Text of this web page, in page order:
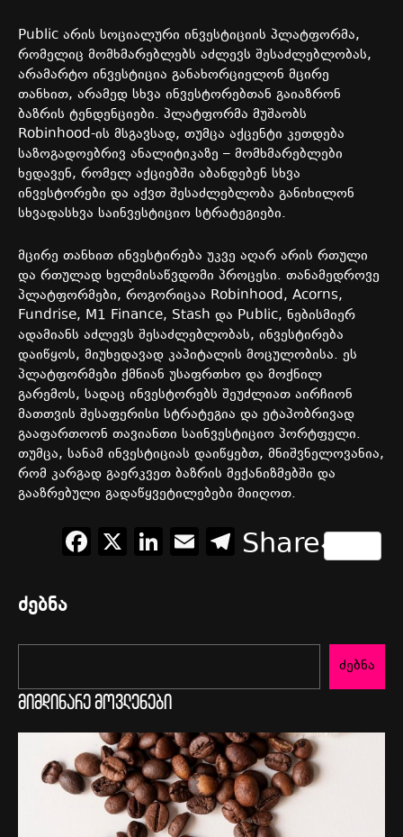
Public არის სოციალური ინვესტიციის პლატფორმა,
რომელიც მომხმარებლებს აძლევს შესაძლებლობას,
არამარტო ინვესტიცია განახორციელონ მცირე
თანხით, არამედ სხვა ინვესტორებთან გაიაზრონ
ბაზრის ტენდენციები. პლატფორმა მუშაობს
Robinhood-ის მსგავსად, თუმცა აქცენტი კეთდება
საზოგადოებრივ ანალიტიკაზე – მომხმარებლები
ხედავენ, რომელ აქციებში აბანდებენ სხვა
ინვესტორები და აქვთ შესაძლებლობა განიხილონ
სხვადასხვა საინვესტიციო სტრატეგიები.
მცირე თანხით ინვესტირება უკვე აღარ არის რთული
და რთულად ხელმისაწვდომი პროცესი. თანამედროვე
პლატფორმები, როგორიცაა Robinhood, Acorns,
Fundrise, M1 Finance, Stash და Public, ნებისმიერ
ადამიანს აძლევს შესაძლებლობას, ინვესტირება
დაიწყოს, მიუხედავად კაპიტალის მოცულობისა. ეს
პლატფორმები ქმნიან უსაფრთხო და მოქნილ
გარემოს, სადაც ინვესტორებს შეუძლიათ აირჩიონ
მათთვის შესაფერისი სტრატეგია და ეტაპობრივად
გააფართოონ თავიანთი საინვესტიციო პორტფელი.
თუმცა, სანამ ინვესტიციას დაიწყებთ, მნიშვნელოვანია,
რომ კარგად გაერკვეთ ბაზრის მექანიზმებში და
გააზრებული გადაწყვეტილებები მიიღოთ.
Facebook
X LinkedIn
EmailTelegram
Share
ძებნა
ძებნა
მიმდინარე მოვლენები